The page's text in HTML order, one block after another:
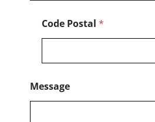
Code Postal *
Message